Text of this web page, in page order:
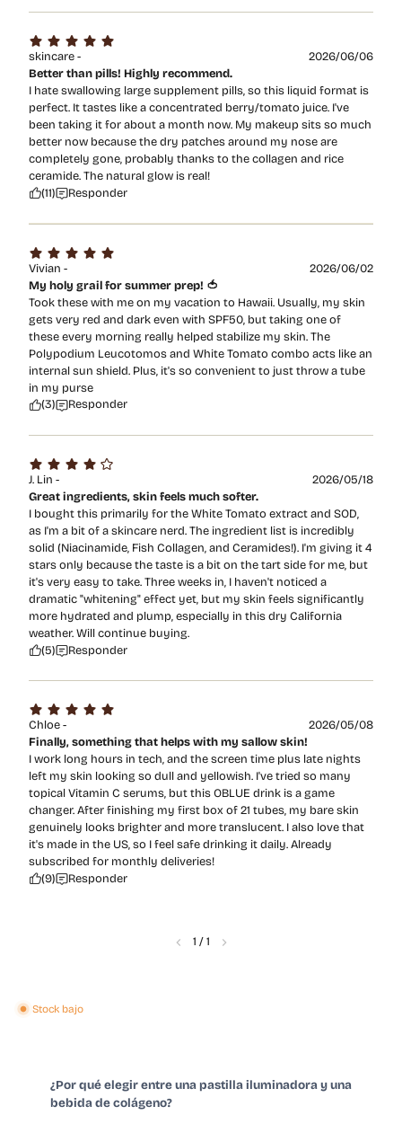
skincare -
2026/06/06
Better than pills! Highly recommend.
I hate swallowing large supplement pills, so this liquid format is
perfect. It tastes like a concentrated berry/tomato juice. I've
been taking it for about a month now. My makeup sits so much
better now because the dry patches around my nose are
completely gone, probably thanks to the collagen and rice
ceramide. The natural glow is real!
(11)
Responder
Vivian -
2026/06/02
My holy grail for summer prep! 🍅
Took these with me on my vacation to Hawaii. Usually, my skin
gets very red and dark even with SPF50, but taking one of
these every morning really helped stabilize my skin. The
Polypodium Leucotomos and White Tomato combo acts like an
internal sun shield. Plus, it's so convenient to just throw a tube
in my purse
(3)
Responder
J. Lin -
2026/05/18
Great ingredients, skin feels much softer.
I bought this primarily for the White Tomato extract and SOD,
as I'm a bit of a skincare nerd. The ingredient list is incredibly
solid (Niacinamide, Fish Collagen, and Ceramides!). I'm giving it 4
stars only because the taste is a bit on the tart side for me, but
it's very easy to take. Three weeks in, I haven't noticed a
dramatic "whitening" effect yet, but my skin feels significantly
more hydrated and plump, especially in this dry California
weather. Will continue buying.
(5)
Responder
Chloe -
2026/05/08
Finally, something that helps with my sallow skin!
I work long hours in tech, and the screen time plus late nights
left my skin looking so dull and yellowish. I've tried so many
topical Vitamin C serums, but this OBLUE drink is a game
changer. After finishing my first box of 21 tubes, my bare skin
genuinely looks brighter and more translucent. I also love that
it's made in the US, so I feel safe drinking it daily. Already
subscribed for monthly deliveries!
(9)
Responder
1 /1
Stock bajo
¿Por qué elegir entre una pastilla iluminadora y una
bebida de colágeno?